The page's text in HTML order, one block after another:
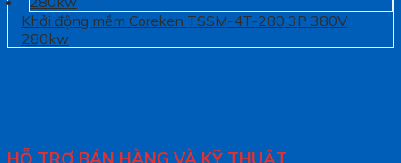
Khởi động mềm Coreken TSSM-4T-280 3P 380V
280kw
HỖ TRỢ BÁN HÀNG VÀ KỸ THUẬT